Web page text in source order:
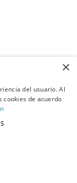
×
del usuario. Al
cookies de acuerdo